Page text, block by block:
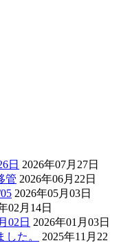
日 2026年07月27日
管 2026年06月22日
2026年05月03日
02月14日
02日 2026年01月03日
した。
2025年11月22